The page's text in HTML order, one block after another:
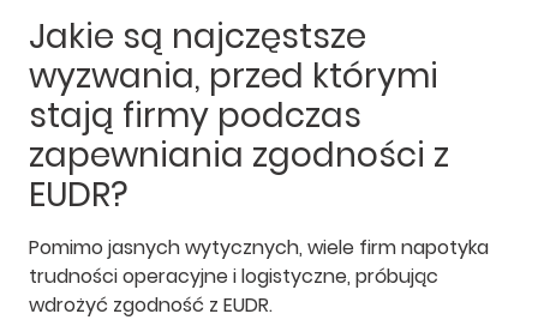
Jakie są najczęstsze
wyzwania, przed którymi
stają firmy podczas
zapewniania zgodności z
EUDR?
Pomimo jasnych wytycznych, wiele firm napotyka
trudności operacyjne i logistyczne, próbując
wdrożyć zgodność z EUDR.